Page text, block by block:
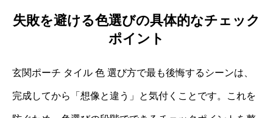
失敗を避ける色選びの具体的なチェック
ポイント
玄関ポーチ タイル 色 選び方で最も後悔するシーンは、
完成してから「想像と違う」と気付くことです。これを